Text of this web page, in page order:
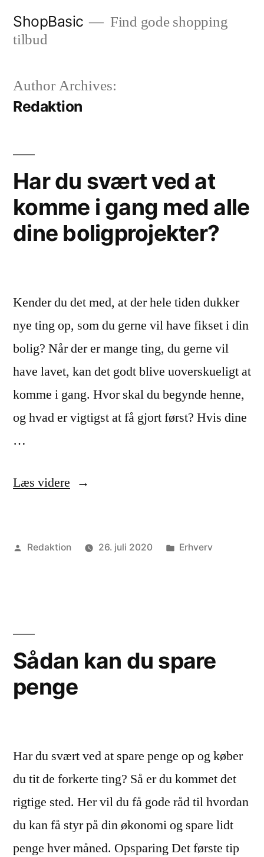
ShopBasic
Find gode shopping
tilbud
Author Archives:
Redaktion
Har du svært ved at
komme i gang med alle
dine boligprojekter?
Kender du det med, at der hele tiden dukker
nye ting op, som du gerne vil have fikset i din
bolig? Når der er mange ting, du gerne vil
have lavet, kan det godt blive uoverskueligt at
komme i gang. Hvor skal du begynde henne,
og hvad er vigtigst at få gjort først? Hvis dine
…
Læs videre “Har
ved
med
alle
Posted
Redaktion 26. juli 2020
Posted
Erhverv
Sådan kan du spare
penge
Har du svært ved at spare penge op og køber
du tit de forkerte ting? Så er du kommet det
rigtige sted. Her vil du få gode råd til hvordan
du kan få styr på din økonomi og spare lidt
penge hver måned. Opsparing Det første tip